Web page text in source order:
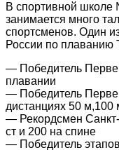
В спортивной школе
занимается много
спортсменов. Один
России по плаванию
— Победитель
плавании
— Победитель
дистанциях 50 м,100
— Рекордсмен
ст и 200 на спине
— Победитель